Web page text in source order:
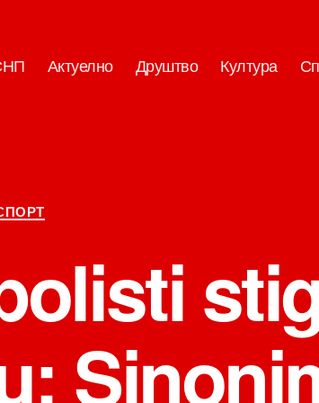
Актуелно Друштво Култура
Категорије